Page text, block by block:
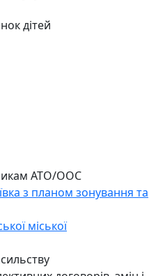
дітей
АТО/ООС
з планом зонування та
міської